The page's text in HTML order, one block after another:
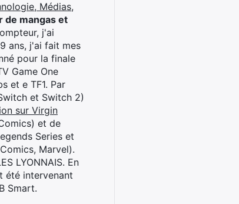
Médias,
de mangas et
j'ai
ans, j'ai fait mes
pour la finale
Game One
et e TF1. Par
et Switch 2)
sur Virgin
et de
Series et
Marvel).
LYONNAIS. En
été intervenant
Smart.